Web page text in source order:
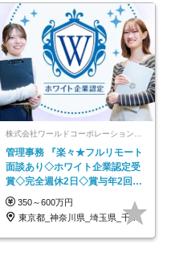
管理事務 『楽々★フルリモート
面談あり◇ホワイト企業認定受
賞◇完全週休2日◇賞与年2回
/p13
350～600万円
東京都_神奈川県_埼玉県_千葉県_大阪府…